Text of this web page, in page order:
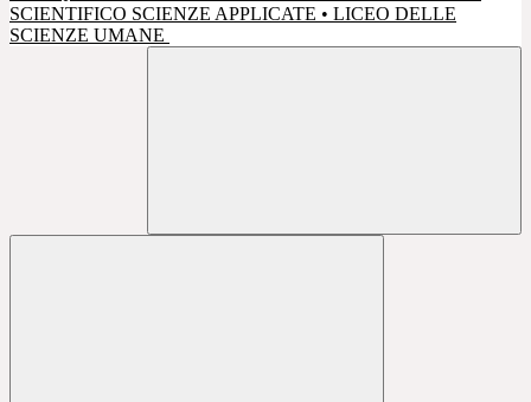
SCIENTIFICO SCIENZE APPLICATE • LICEO DELLE
SCIENZE UMANE